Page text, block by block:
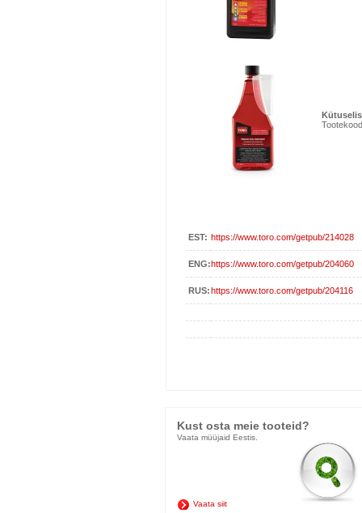
EST: https://www.toro.com/getpub/214028
ENG:https://www.toro.com/getpub/204060
RUS:https://www.toro.com/getpub/204116
Kust osta meie tooteid?
Vaata müüjaid Eestis.
Vaata siit